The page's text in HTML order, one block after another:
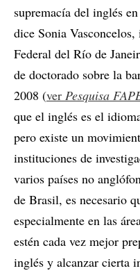
supremacía del inglés
dice Sonia
Federal del Río de
de doctorado sobre la
2008 (ver Pesquisa
que el inglés es el
pero existe un
instituciones de
varios países no
de Brasil, es necesario
especialmente en las
estén cada vez mejor
inglés y alcanzar cierta